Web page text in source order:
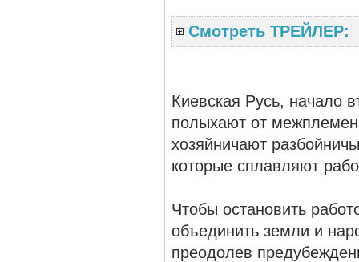
Смотреть ТРЕЙЛЕР:
Киевская Русь, начало
полыхают от
хозяйничают
которые сплавляют
Чтобы остановить
объединить земли и
преодолев